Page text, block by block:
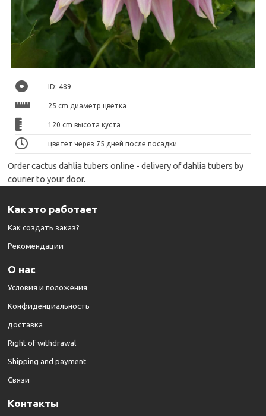
ID: 489
25 cm диаметр цветка
120 cm высота куста
цветет через 75 дней после посадки
Order cactus dahlia tubers online - delivery of dahlia tubers by
courier to your door.
Как это работает
Как создать заказ?
Рекомендации
О нас
Условия и положения
Конфиденциальность
доставка
Right of withdrawal
Shipping and payment
Cвязи
Kонтакты